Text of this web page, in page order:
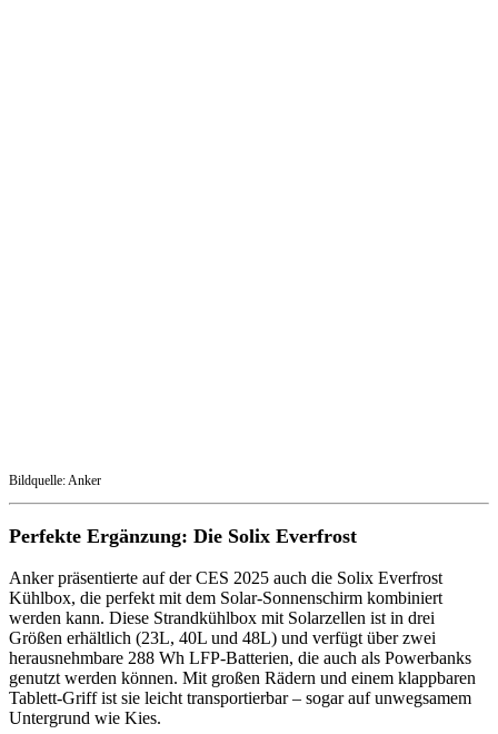
Bildquelle: Anker
Perfekte Ergänzung: Die Solix Everfrost
Anker präsentierte auf der CES 2025 auch die Solix Everfrost
Kühlbox, die perfekt mit dem Solar-Sonnenschirm kombiniert
werden kann. Diese Strandkühlbox mit Solarzellen ist in drei
Größen erhältlich (23L, 40L und 48L) und verfügt über zwei
herausnehmbare 288 Wh LFP-Batterien, die auch als Powerbanks
genutzt werden können. Mit großen Rädern und einem klappbaren
Tablett-Griff ist sie leicht transportierbar – sogar auf unwegsamem
Untergrund wie Kies.